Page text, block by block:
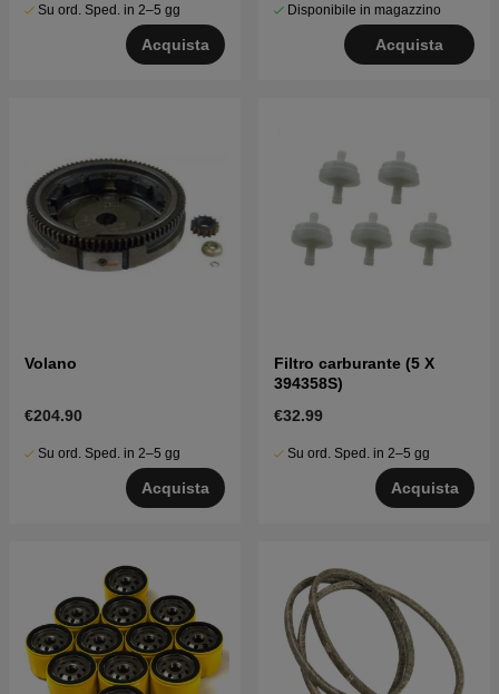
Su ord. Sped. in 2–5 gg
Acquista
Disponibile in magazzino
Acquista
Volano
€204.90
Su ord. Sped. in 2–5 gg
Acquista
Filtro carburante (5 X
394358S)
€32.99
Su ord. Sped. in 2–5 gg
Acquista